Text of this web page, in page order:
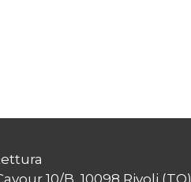
10/B, 10098 Rivoli (TO)